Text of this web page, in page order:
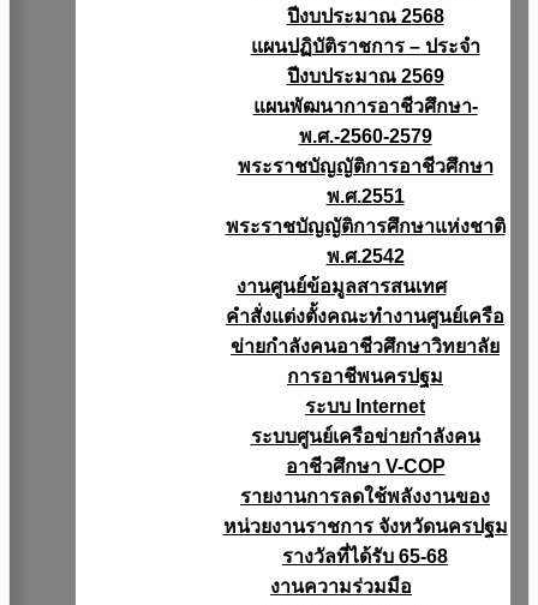
ปีงบประมาณ 2568
แผนปฏิบัติราชการ – ประจำ
ปีงบประมาณ 2569
แผนพัฒนาการอาชีวศึกษา-
พ.ศ.-2560-2579
พระราชบัญญัติการอาชีวศึกษา
พ.ศ.2551
พระราชบัญญัติการศึกษาแห่งชาติ
พ.ศ.2542
งานศูนย์ข้อมูลสารสนเทศ
คำสั่งแต่งตั้งคณะทำงานศูนย์เครือ
ข่ายกำลังคนอาชีวศึกษาวิทยาลัย
การอาชีพนครปฐม
ระบบ Internet
ระบบศูนย์เครือข่ายกำลังคน
อาชีวศึกษา V-COP
รายงานการลดใช้พลังงานของ
หน่วยงานราชการ จังหวัดนครปฐม
รางวัลที่ได้รับ 65-68
งานความร่วมมือ